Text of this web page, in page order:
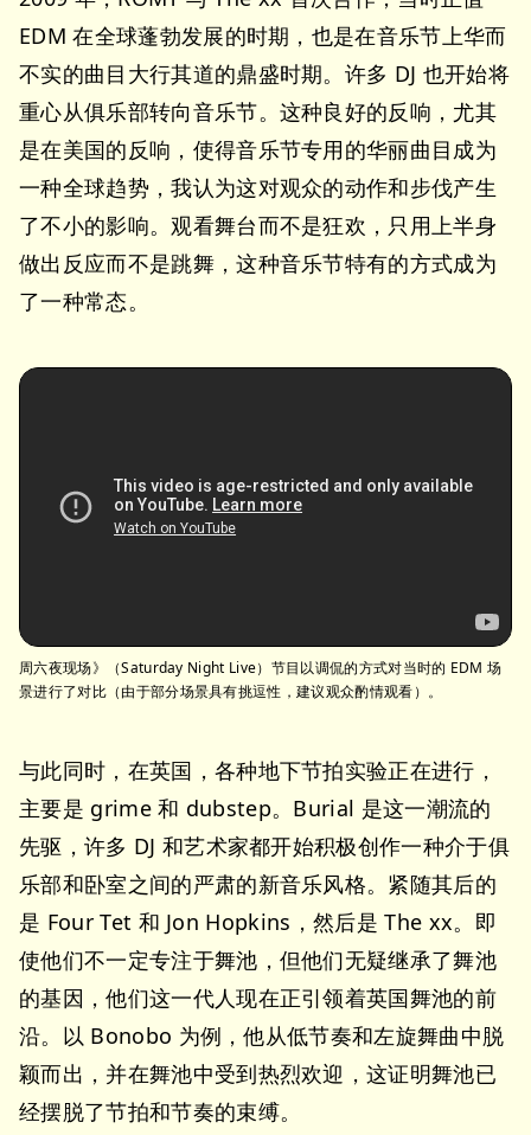
EDM 在全球蓬勃发展的时期，也是在音乐节上华而
不实的曲目大行其道的鼎盛时期。许多 DJ 也开始将
重心从俱乐部转向音乐节。这种良好的反响，尤其
是在美国的反响，使得音乐节专用的华丽曲目成为
一种全球趋势，我认为这对观众的动作和步伐产生
了不小的影响。观看舞台而不是狂欢，只用上半身
做出反应而不是跳舞，这种音乐节特有的方式成为
了一种常态。
周六夜现场》（Saturday Night Live）节目以调侃的方式对当时的 EDM 场
景进行了对比（由于部分场景具有挑逗性，建议观众酌情观看）。
与此同时，在英国，各种地下节拍实验正在进行，
主要是 grime 和 dubstep。Burial 是这一潮流的
先驱，许多 DJ 和艺术家都开始积极创作一种介于俱
乐部和卧室之间的严肃的新音乐风格。紧随其后的
是 Four Tet 和 Jon Hopkins，然后是 The xx。即
使他们不一定专注于舞池，但他们无疑继承了舞池
的基因，他们这一代人现在正引领着英国舞池的前
沿。以 Bonobo 为例，他从低节奏和左旋舞曲中脱
颖而出，并在舞池中受到热烈欢迎，这证明舞池已
经摆脱了节拍和节奏的束缚。